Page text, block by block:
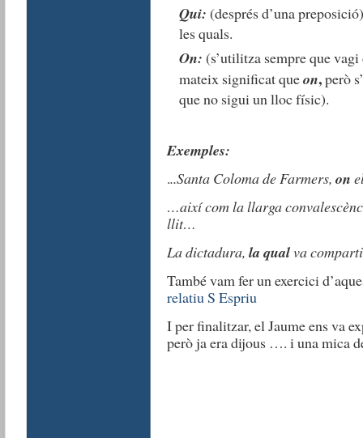
Qui: (després d’una
les quals.
On: (s’utilitza sempre que
mateix significat queon,però
que no sigui un lloc físic).
Exemples:
...Santa Coloma de Farmers, on
…així com la llarga
llit…
La dictadura, la qualva
També vam fer un exercici
relatiu S Espriu
I per finalitzar, el Jaume ens va
però ja era dijous …. i una mica